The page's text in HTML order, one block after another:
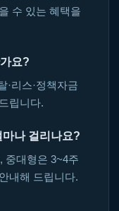
수 있는 혜택을
요?
·리스·정책자금
립니다.
나 걸리나요?
중대형은 3~4주
내해 드립니다.